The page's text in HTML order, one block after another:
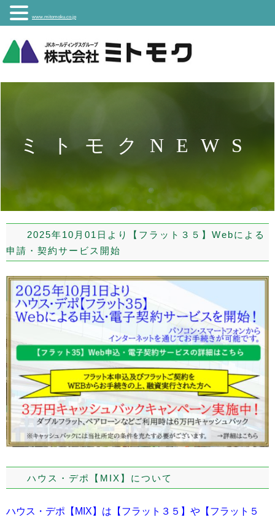
ミトモクNEWS
2025年10月01日より【フラット３５】Webによる
申請・契約サービス開始
ハウス・デポ【MIX】について
ハウス・デポ【MIX】は【フラット３５】や【フラット５
www.mitomoku.co.jp